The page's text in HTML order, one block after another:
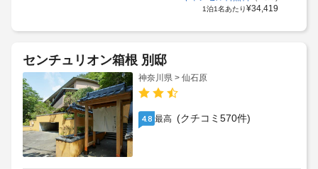
1泊1名あたり¥34,419
センチュリオン箱根 別邸
神奈川県 > 仙石原
4.8 最高 (クチコミ570件)